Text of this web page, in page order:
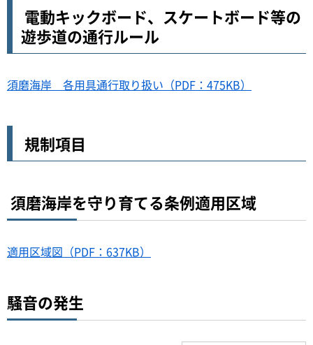
電動キックボード、スケートボード等の
遊歩道の通行ルール
須磨海岸 各用具通行取り扱い（PDF：475KB）
規制項目
須磨海岸を守り育てる条例適用区域
適用区域図（PDF：637KB）
騒音の発生